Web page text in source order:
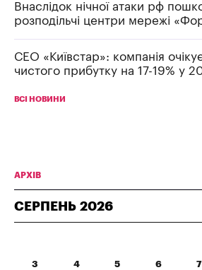
Внаслідок нічної атаки рф
розподільчі центри мережі
СЕО «Київстар»: компанія
чистого прибутку на 17-19% у
ВСІ НОВИНИ
АРХІВ
СЕРПЕНЬ 2026
3 4 5 6 7